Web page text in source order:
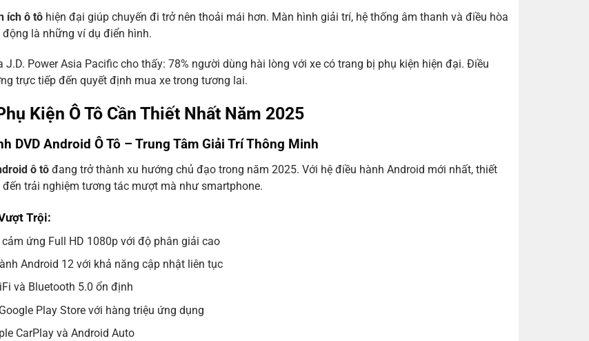
ích ô tô hiện đại giúp chuyến đi trở nên thoải mái hơn. Màn hình giải trí, hệ thống âm thanh và điều hòa
động là những ví dụ điển hình.
J.D. Power Asia Pacific cho thấy: 78% người dùng hài lòng với xe có trang bị phụ kiện hiện đại. Điều
trực tiếp đến quyết định mua xe trong tương lai.
Kiện Ô Tô Cần Thiết Nhất Năm 2025
DVD Android Ô Tô – Trung Tâm Giải Trí Thông Minh
ô tô đang trở thành xu hướng chủ đạo trong năm 2025. Với hệ điều hành Android mới nhất, thiết
đến trải nghiệm tương tác mượt mà như smartphone.
Trội:
ứng Full HD 1080p với độ phân giải cao
Android 12 với khả năng cập nhật liên tục
và Bluetooth 5.0 ổn định
Play Store với hàng triệu ứng dụng
CarPlay và Android Auto